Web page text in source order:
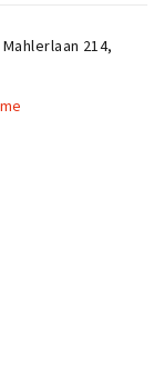
214,